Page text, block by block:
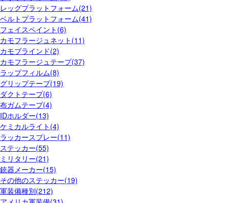
レッグプラットフォーム(21)
ベルトプラットフォーム(41)
フェイスペイント(6)
カモフラージュネット(11)
カモブラインド(2)
カモフラージュテープ(37)
ラップフィルム(8)
グリップテープ(19)
ダクトテープ(6)
布ガムテープ(4)
IDホルダー(13)
ケミカルライト(4)
ラッカースプレー(11)
ステッカー(55)
ミリタリー(21)
銃器メーカー(15)
その他のステッカー(19)
軍装備種別(212)